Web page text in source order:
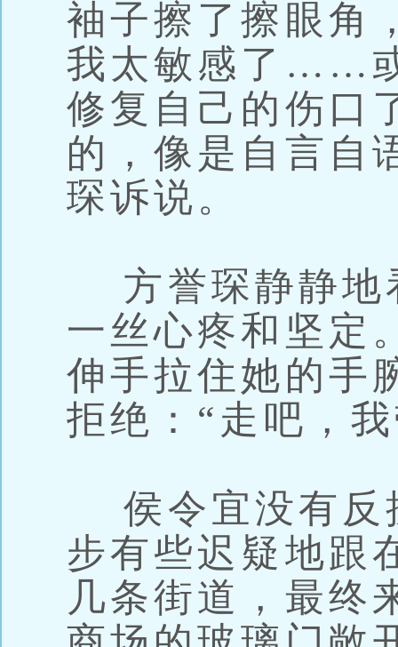
袖子擦了擦眼角
我太敏感了……
修复自己的伤口
的，像是自言自
琛诉说。
方誉琛静静地
一丝心疼和坚定
伸手拉住她的手
拒绝：“走吧，
侯令宜没有反
步有些迟疑地跟
几条街道，最终